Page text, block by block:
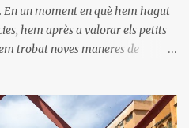
un moment en què hem hagut
hem après a valorar els petits
trobat noves maneres de
noves experiències. Desitgem
i moments inoblidables. Bon